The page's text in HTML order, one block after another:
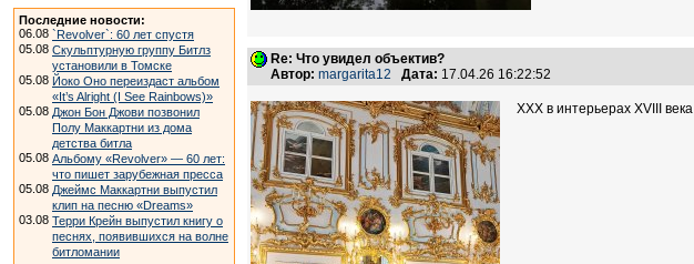
Последние новости:
06.08 `Revolver`: 60 лет спустя
05.08 Скульптурную группу Битлз
установили в Томске
05.08 Йоко Оно переиздаст альбом
«It’s Alright (I See Rainbows)»
05.08 Джон Бон Джови позвонил
Полу Маккартни из дома
детства битла
05.08 Альбому «Revolver» — 60 лет:
что пишет зарубежная пресса
05.08 Джеймс Маккартни выпустил
клип на песню «Dreams»
03.08 Терри Крейн выпустил книгу о
песнях, появившихся на волне
битломании
Re: Что увидел объектив?
Автор: margarita12 Дата: 17.04.26 16:22:52
XXX в интерьерах XVIII века